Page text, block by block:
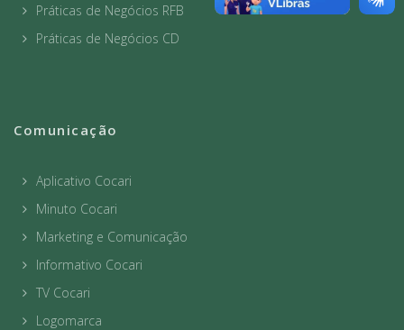
Práticas de Negócios RFB
Práticas de Negócios CD
Comunicação
Aplicativo Cocari
Minuto Cocari
Marketing e Comunicação
Informativo Cocari
TV Cocari
Logomarca